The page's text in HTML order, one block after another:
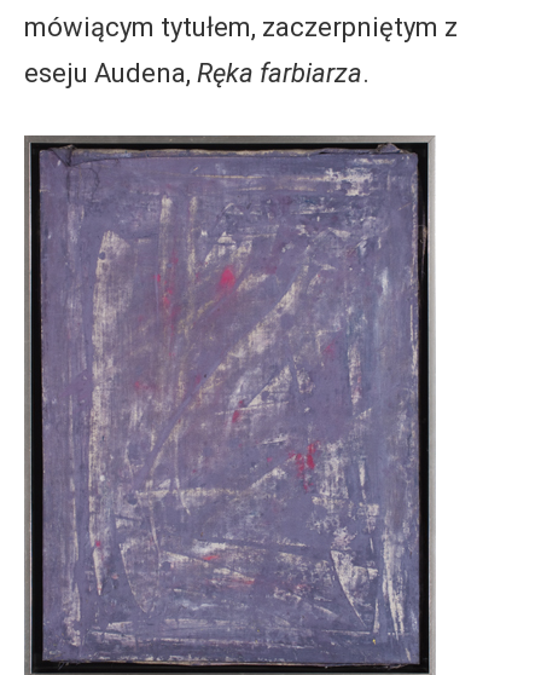
mówiącym tytułem, zaczerpniętym z
eseju Audena, Ręka farbiarza.